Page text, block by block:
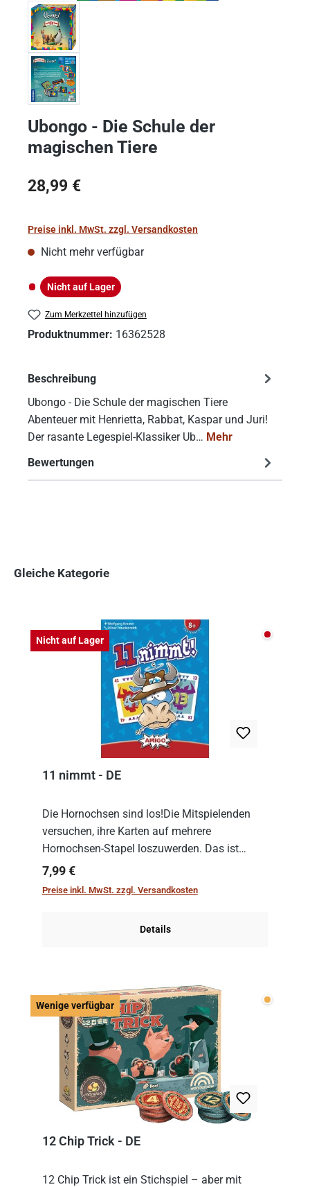
Ubongo - Die Schule der
magischen Tiere
Regulärer Preis:
28,99 €
Preise inkl. MwSt. zzgl. Versandkosten
Nicht mehr verfügbar
Nicht auf Lager
Nicht auf Lager
Zum Merkzettel hinzufügen
Produktnummer: 16362528
Beschreibung
Ubongo - Die Schule der magischen Tiere
Abenteuer mit Henrietta, Rabbat, Kaspar und Juri!
Der rasante Legespiel-Klassiker Ub… Mehr
Bewertungen
Gleiche Kategorie
Nicht auf Lager Nicht
11 nimmt - DE
Die Hornochsen sind los!Die Mitspielenden
versuchen, ihre Karten auf mehrere
Hornochsen-Stapel loszuwerden. Das ist
kniffliger als gedacht, denn die Differenz
zwischen ausgespielter Karte und der
Regulärer Preis:
7,99 €
Preise inkl. MwSt. zzgl. Versandkosten
Details
Wenige verfügbar Wenige
12 Chip Trick - DE
12 Chip Trick ist ein Stichspiel – aber mit